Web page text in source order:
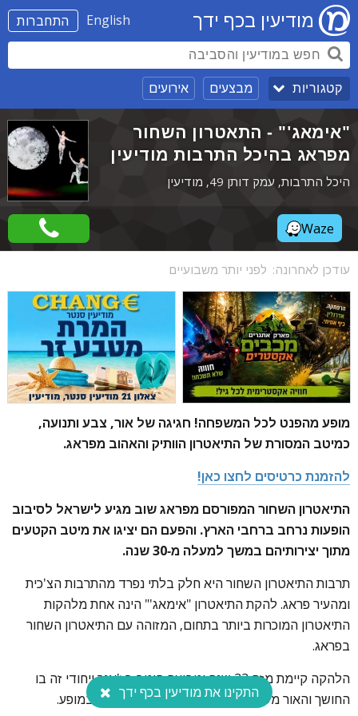
התחברות English מודיעין בכף ידך
קטגוריות מבצעים אירועים
"אימאג'" - התאטרון השחור
מפראג בהיכל התרבות מודיעין
היכל התרבות, עמק דותן 49, מודיעין
Waze
עודכן לאחרונה: לפני יותר משבועיים
מופע מהפנט לכל המשפחה! חגיגה של אור, צבע ותנועה,
כמיטב המסורת של התיאטרון הוותיק והאהוב מפראג.
להזמנת כרטיסים לחצו כאן!
התיאטרון השחור המפורסם מפראג שוב מגיע לישראל לסיבוב
הופעות נרחב ברחבי הארץ. והפעם הם יציגו את מיטב הקטעים
מתוך יצירותיהם במשך למעלה מ-30 שנה.
תרבות התיאטרון השחור היא חלק בלתי נפרד מהתרבות הצ'כית
ומהעיר פראג. להקת התיאטרון "אימאג'" הינה אחת מלהקות
התיאטרון המוכרות ביותר בתחום, המזוהה עם התיאטרון השחור
בפראג.
הלהקה קיימת מזה 33 שנה וטבועה היטב בז'אנר ייחודי זה בו
החושך והאור משחקים את התפקיד החשוב ביותר במופע.
התקינו את מודיעין בכף ידך